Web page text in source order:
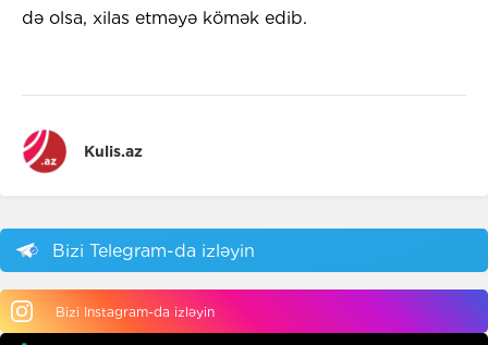
də olsa, xilas etməyə kömək edib.
Kulis.az
Bizi Telegram-da izləyin
Bizi Instagram-da izləyin